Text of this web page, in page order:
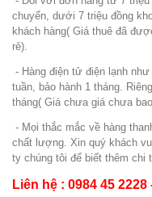
chuyển, dưới 7 triệu đồng
khách hàng( Giá thuê đã
rẻ).
- Hàng điện tử điện lạnh
tuần, bảo hành 1 tháng.
tháng( Giá chưa giá chưa
- Mọi thắc mắc về hàng
chất lượng. Xin quý khách
ty chúng tôi để biết thêm chi
Liên hệ : 0984 45